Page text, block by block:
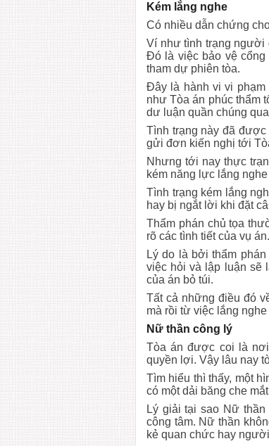
Kém lắng nghe
Có nhiều dẫn chứng
Ví như tình trạng người
Đó là việc bảo vệ
tham dự phiên tòa.
Đây là hành vi vi
như Tòa án phúc thẩm
dư luận quần chúng
Tình trạng này đã
gửi đơn kiến nghị tới
Nhưng tới nay thực
kém năng lực lắng
Tình trạng kém lắng
hay bị ngắt lời khi đặt
Thẩm phán chủ tọa
rõ các tình tiết của vụ án.
Lý do là bởi thẩm
việc hỏi và lập luận sẽ
của án bỏ túi.
Tất cả những điều đó
mà rồi từ việc lắng
Nữ thần công lý
Tòa án được coi là
quyền lợi. Vậy lâu nay
Tìm hiểu thì thấy, một
có một dải băng che
Lý giải tại sao Nữ
công tâm. Nữ thần
kẻ quan chức hay